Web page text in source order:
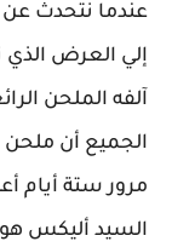
عندما نتحدث عن
آلفه الملحن
الجميع أن
مرور ستة أيام
السيد أليكس